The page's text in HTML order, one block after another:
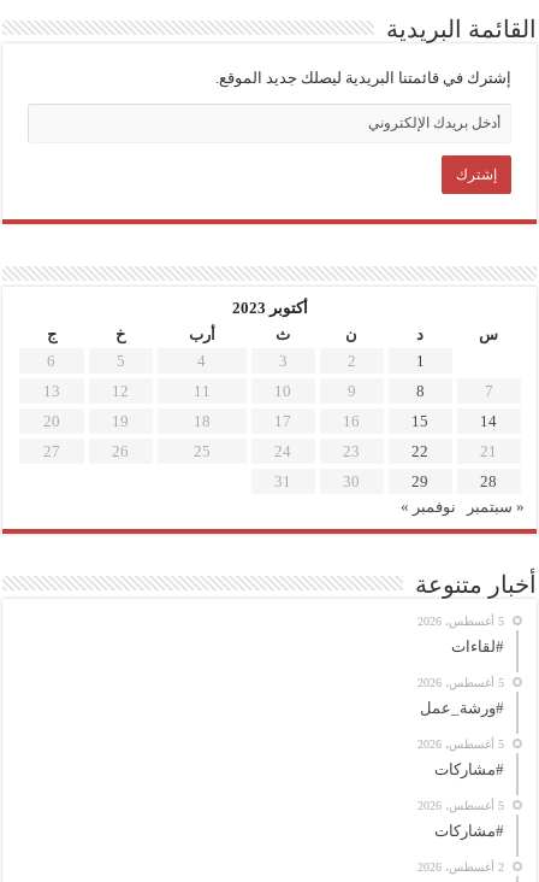
القائمة البريدية
إشترك في قائمتنا البريدية ليصلك جديد الموقع.
أكتوبر 2023
س
د ن ث أرب خ
ج
1
2
3
4
5
6
7
8
9
10
11
12
13
14
15
16
17
18
19
20
21
22
23
24
25
26
27
28
29
30
31
« سبتمبر
نوفمبر »
أخبار متنوعة
5 أغسطس، 2026
#لقاءات
5 أغسطس، 2026
#ورشة_عمل
5 أغسطس، 2026
#مشاركات
5 أغسطس، 2026
#مشاركات
2 أغسطس، 2026